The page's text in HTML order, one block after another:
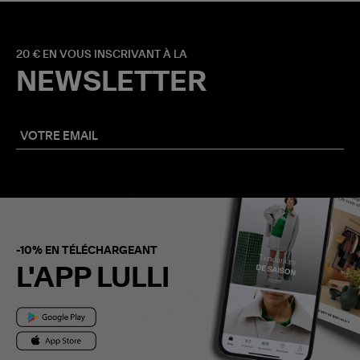
20 € EN VOUS INSCRIVANT À LA
NEWSLETTER
-10% EN TÉLÉCHARGEANT
L'APP LULLI